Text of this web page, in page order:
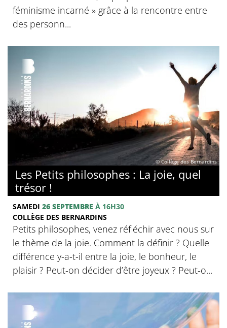
féminisme incarné » grâce à la rencontre entre
des personn...
© Collège des Bernardins
Les Petits philosophes : La joie, quel
trésor !
SAMEDI 26 SEPTEMBRE À 16H30
COLLÈGE DES BERNARDINS
Petits philosophes, venez réfléchir avec nous sur
le thème de la joie. Comment la définir ? Quelle
différence y-a-t-il entre la joie, le bonheur, le
plaisir ? Peut-on décider d’être joyeux ? Peut-o...